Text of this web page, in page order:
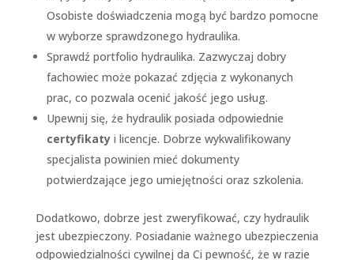
Osobiste doświadczenia mogą być bardzo pomocne
w wyborze sprawdzonego hydraulika.
Sprawdź portfolio hydraulika. Zazwyczaj dobry
fachowiec może pokazać zdjęcia z wykonanych
prac, co pozwala ocenić jakość jego usług.
Upewnij się, że hydraulik posiada odpowiednie
certyfikatyi licencje. Dobrze wykwalifikowany
specjalista powinien mieć dokumenty
potwierdzające jego umiejętności oraz szkolenia.
Dodatkowo, dobrze jest zweryfikować, czy hydraulik
jest ubezpieczony. Posiadanie ważnego ubezpieczenia
odpowiedzialności cywilnej da Ci pewność, że w razie